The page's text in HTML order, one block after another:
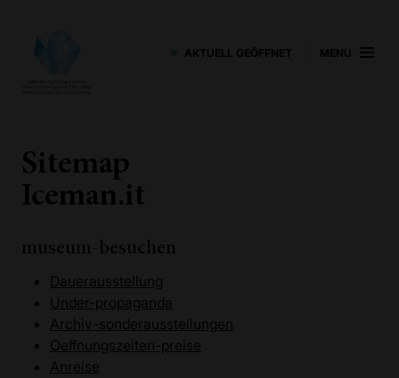
AKTUELL GEÖFFNET MENU
Sitemap
Iceman.it
museum-besuchen
Dauerausstellung
Under-propaganda
Archiv-sonderausstellungen
Oeffnungszeiten-preise
Anreise